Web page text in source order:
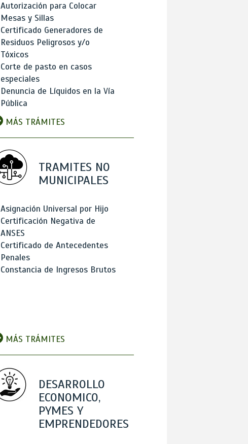
Autorización para Colocar
Mesas y Sillas
Certificado Generadores de
Residuos Peligrosos y/o
Tóxicos
Corte de pasto en casos
especiales
Denuncia de Líquidos en la Vía
Pública
MÁS TRÁMITES
TRAMITES NO
MUNICIPALES
Asignación Universal por Hijo
Certificación Negativa de
ANSES
Certificado de Antecedentes
Penales
Constancia de Ingresos Brutos
MÁS TRÁMITES
DESARROLLO
ECONOMICO,
PYMES Y
EMPRENDEDORES